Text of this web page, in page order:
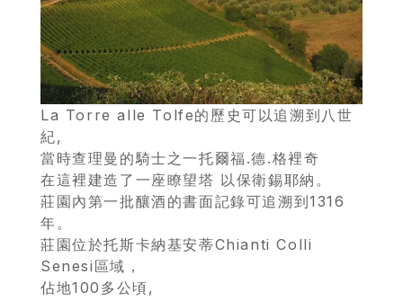
La Torre alle Tolfe的歷史可以追溯到八世
紀,
當時查理曼的騎士之一托爾福.德.格裡奇
在這裡建造了一座瞭望塔 以保衛錫耶納。
莊園內第一批釀酒的書面記錄可追溯到1316
年。
莊園位於托斯卡納基安蒂Chianti Colli
Senesi區域，
佔地100多公頃,